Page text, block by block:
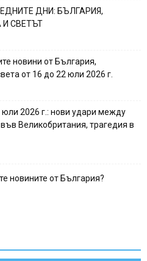
ДНИ: БЪЛГАРИЯ,
И СВЕТЪТ
новини от България,
от 16 до 22 юли 2026 г.
2026 г.: нови удари между
Великобритания, трагедия в
новините от България?